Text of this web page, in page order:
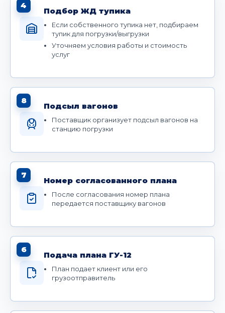
4
Подбор ЖД тупика
Если собственного тупика нет, подбираем
тупик для погрузки/выгрузки
Уточняем условия работы и стоимость
услуг
8
Подсыл вагонов
Поставщик организует подсыл вагонов на
станцию погрузки
7
Номер согласованного плана
После согласования номер плана
передается поставщику вагонов
6
Подача плана ГУ-12
План подает клиент или его
грузоотправитель